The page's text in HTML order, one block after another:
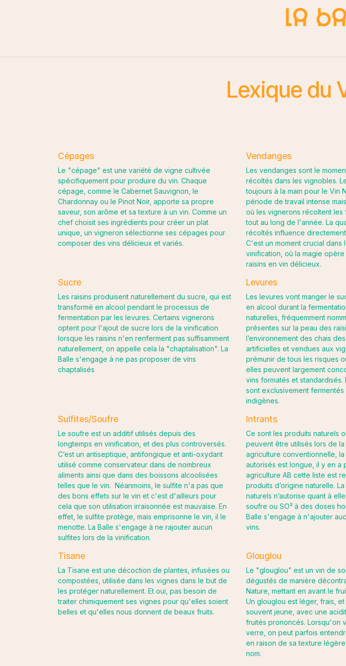
Lexique du
Cépages
Le "cépage" est une variété de vigne cultivée
spécifiquement pour produire du vin. Chaque
cépage, comme le Cabernet Sauvignon, le
Chardonnay ou le Pinot Noir, apporte sa propre
saveur, son arôme et sa texture à un vin. Comme un
chef choisit ses ingrédients pour créer un plat
unique, un vigneron sélectionne ses cépages pour
composer des vins délicieux et variés.
Vendanges
Les vendanges sont le
récoltés dans les vignobles.
toujours à la main pour le Vin
période de travail intense
où les vignerons récoltent les
tout au long de l'année. La
récoltés influence
C'est un moment crucial dans
vinification, où la magie
raisins en vin délicieux.
Sucre
Les raisins produisent naturellement du sucre, qui est
transformé en alcool pendant le processus de
fermentation par les levures. Certains vignerons
optent pour l'ajout de sucre lors de la vinification
lorsque les raisins n'en renferment pas suffisamment
naturellement, on appelle cela la "chaptalisation". La
Balle s'engage à ne pas proposer de vins
chaptalisés
Levures
Les levures vont manger le
en alcool durant la
naturelles, fréquemment
présentes sur la peau des
l’environnement des chais
artificielles et vendues aux
prémunir de tous les risques
elles peuvent largement
vins formatés et standardisés.
sont exclusivement
indigènes.
Sulfites/Soufre
Le soufre est un additif utilisés depuis des
longtemps en vinification, et des plus controversés.
C’est un antiseptique, antifongique et anti-oxydant
utilisé comme conservateur dans de nombreux
aliments ainsi que dans des boissons alcoolisées
telles que le vin. Néanmoins, le sulfite n'a pas que
des bons effets sur le vin et c'est d'ailleurs pour
cela que son utilisation irraisonnée est mauvaise. En
effet, le sulfite protège, mais emprisonne le vin, il le
menotte. La Balle s'engage à ne rajouter aucun
sulfites lors de la vinification.
Intrants
Ce sont les produits naturels
peuvent être utilisés lors de la
agriculture conventionnelle, la
autorisés est longue, il y en a
agriculture AB cette liste est
produits d’origine naturelle.
naturels n’autorise quant à
soufre ou SO² à des doses
Balle s'engage à n'ajouter
vins.
Tisane
La Tisane est une décoction de plantes, infusées ou
compostées, utilisée dans les vignes dans le but de
les protéger naturellement. Et oui, pas besoin de
traiter chimiquement ses vignes pour qu'elles soient
belles et qu'elles nous donnent de beaux fruits.
Glouglou
Le "glouglou" est un vin de
dégustés de manière
Nature, mettant en avant le
Un glouglou est léger, frais,
souvent jeune, avec une
fruités prononcés. Lorsqu'on
verre, on peut parfois
en raison de sa texture
nom.